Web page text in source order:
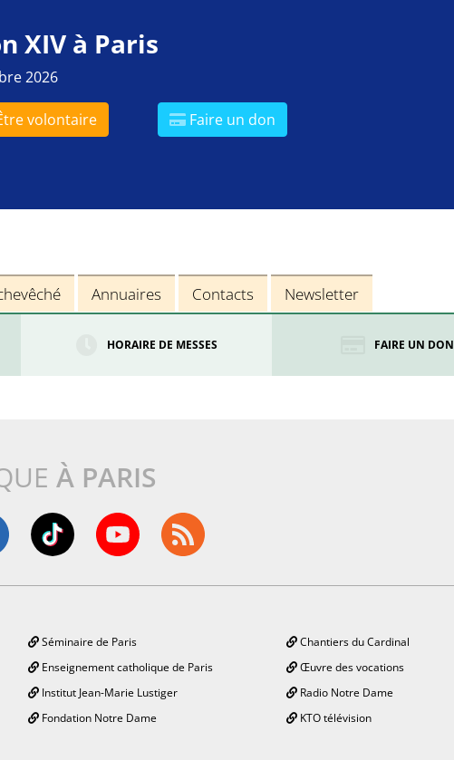
XIV à Paris
2026
volontaire Faire un don
Annuaires Contacts Newsletter
HORAIRE DE MESSES FAIRE UN DON
À PARIS
Séminaire de Paris
Enseignement catholique de Paris
Institut Jean-Marie Lustiger
Fondation Notre Dame
Chantiers du Cardinal
Œuvre des vocations
Radio Notre Dame
KTO télévision